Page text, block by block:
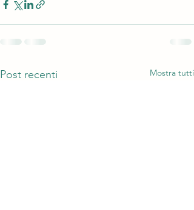
Post recenti Mostra tutti